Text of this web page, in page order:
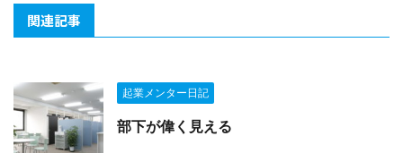
関連記事
起業メンター日記
部下が偉く見える